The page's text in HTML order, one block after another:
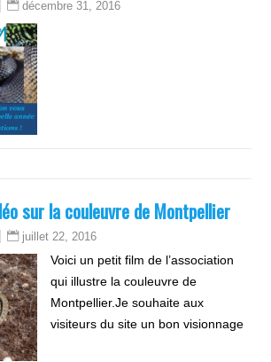
décembre 31, 2016
sur la couleuvre de Montpellier
juillet 22, 2016
Voici un petit film de l’association
qui illustre la couleuvre de
Montpellier.Je souhaite aux
visiteurs du site un bon visionnage